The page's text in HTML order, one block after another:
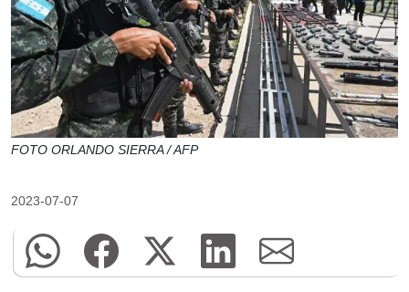
FOTO ORLANDO SIERRA / AFP
2023-07-07